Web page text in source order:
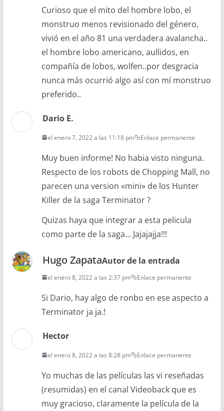
Curioso que el mito del hombre lobo, el
monstruo menos revisionado del género,
vivió en el año 81 una verdadera avalancha..
el hombre lobo americano, aullidos, en
compañía de lobos, wolfen..por desgracia
nunca más ocurrió algo así con mí monstruo
preferido..
Dario E.
el enero 7, 2022 a las 11:18 pm Enlace permanente
Muy buen informe! No habia visto ninguna.
Respecto de los robots de Chopping Mall, no
parecen una version «mini» de los Hunter
Killer de la saga Terminator ?
Quizas haya que integrar a esta pelicula
como parte de la saga… Jajajajja!!!
Hugo ZapataAutor de la entrada
el enero 8, 2022 a las 2:37 pm Enlace permanente
Si Dario, hay algo de ronbo en ese aspecto a
Terminator ja ja.!
Hector
el enero 8, 2022 a las 8:28 pm Enlace permanente
Yo muchas de las películas las vi reseñadas
(resumidas) en el canal Videoback que es
muy gracioso, claramente la película de la